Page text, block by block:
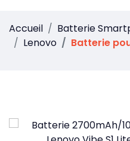
Accueil
Batterie
Lenovo
Batterie